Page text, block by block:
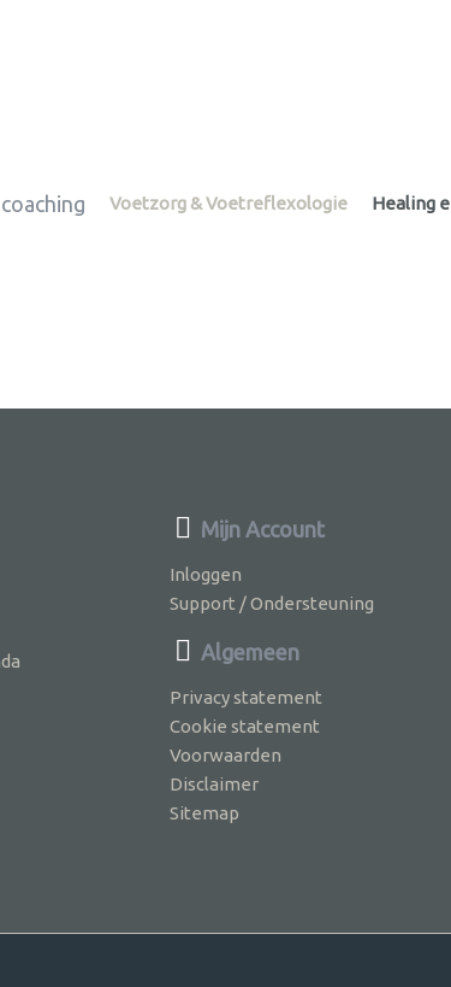
Voetzorg & Voetreflexologie Healing
Mijn Account
Inloggen
Support / Ondersteuning
Algemeen
Privacy statement
Cookie statement
Voorwaarden
Disclaimer
Sitemap